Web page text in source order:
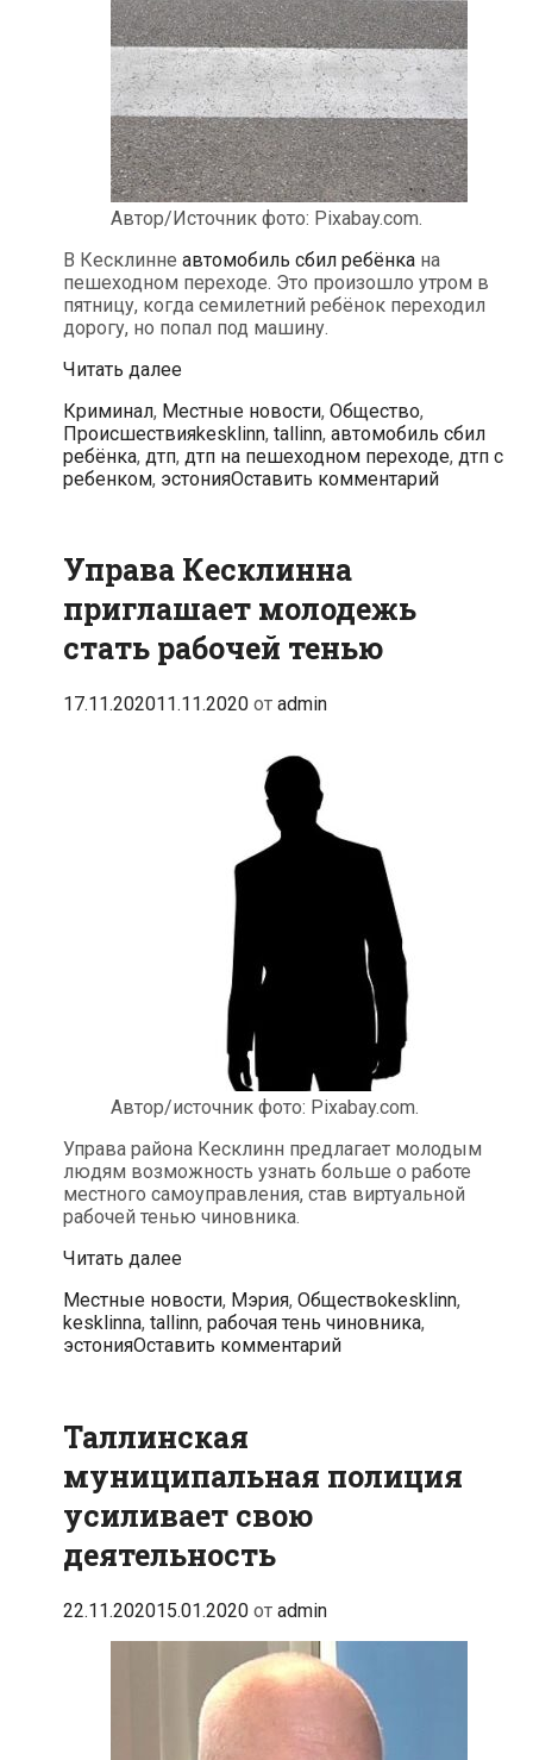
Автор/Источник фото: Pixabay.com.
В Кесклинне автомобиль сбил ребёнка на
пешеходном переходе. Это произошло утром в
пятницу, когда семилетний ребёнок переходил
дорогу, но попал под машину.
Читать далееВ
автомобиль
сбил
ребёнка
на
Рубрики
Криминал, Местные новости, Общество,
ПроисшествияМетки
kesklinn, tallinn, автомобиль сбил
ребёнка, дтп, дтп на пешеходном переходе, дтп с
ребенком, эстонияОставить комментарий
Управа Кесклинна
приглашает молодежь
стать рабочей тенью
17.11.202011.11.2020 от admin
Автор/источник фото: Pixabay.com.
Управа района Кесклинн предлагает молодым
людям возможность узнать больше о работе
местного самоуправления, став виртуальной
рабочей тенью чиновника.
Читать далееУправа
приглашает
молодежь
стать
Рубрики
Местные новости, Мэрия, ОбществоМетки
kesklinn,
kesklinna, tallinn, рабочая тень чиновника,
эстонияОставить комментарий
Таллинская
муниципальная полиция
усиливает свою
деятельность
22.11.202015.01.2020 от admin